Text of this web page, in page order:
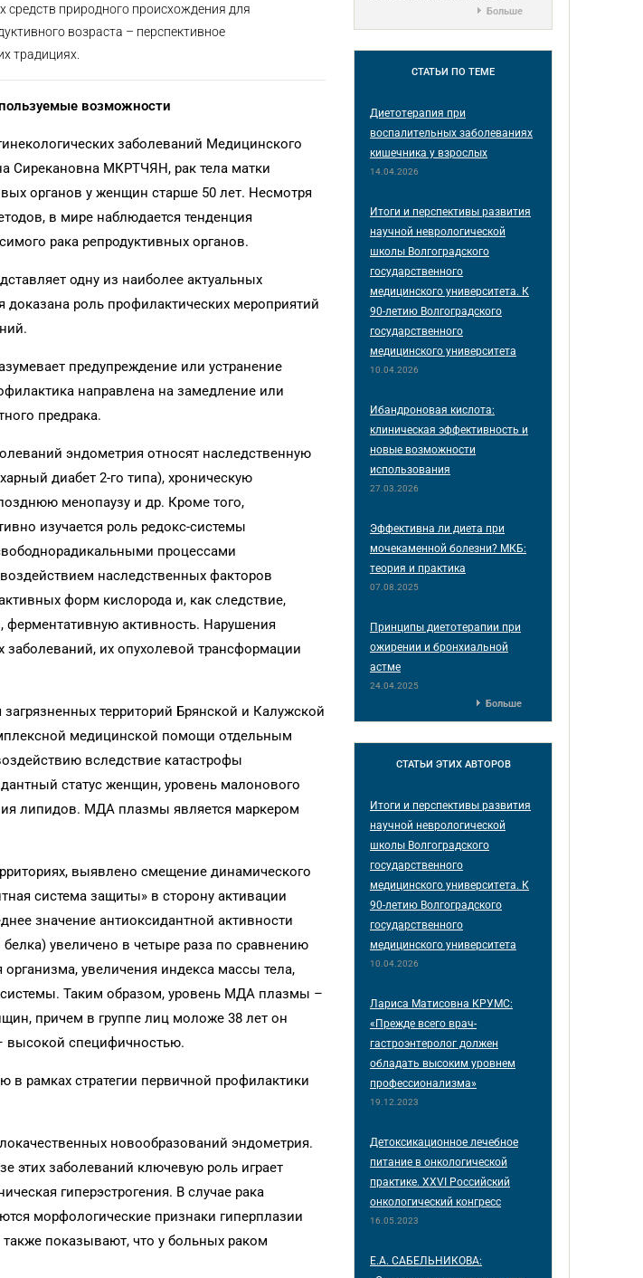
средств природного происхождения для
возраста – перспективное
традициях.
возможности
заболеваний Медицинского
Сирекановна МКРТЧЯН, рак тела матки
органов у женщин старше 50 лет. Несмотря
в мире наблюдается тенденция
рака репродуктивных органов.
одну из наиболее актуальных
роль профилактических мероприятий
предупреждение или устранение
направлена на замедление или
предрака.
эндометрия относят наследственную
диабет 2-го типа), хроническую
менопаузу и др. Кроме того,
изучается роль редокс-системы
процессами
наследственных факторов
форм кислорода и, как следствие,
ферментативную активность. Нарушения
заболеваний, их опухолевой трансформации
территорий Брянской и Калужской
медицинской помощи отдельным
вследствие катастрофы
статус женщин, уровень малонового
липидов. МДА плазмы является маркером
выявлено смещение динамического
система защиты» в сторону активации
значение антиоксидантной активности
увеличено в четыре раза по сравнению
увеличения индекса массы тела,
Таким образом, уровень МДА плазмы –
причем в группе лиц моложе 38 лет он
высокой специфичностью.
рамках стратегии первичной профилактики
новообразований эндометрия.
этих заболеваний ключевую роль играет
гиперэстрогения. В случае рака
морфологические признаки гиперплазии
показывают, что у больных раком
Больше
СТАТЬИ ПО ТЕМЕ
Диетотерапия при
воспалительных заболеваниях
кишечника у взрослых
14.04.2026
Итоги и перспективы развития
научной неврологической
школы Волгоградского
государственного
медицинского университета. К
90-летию Волгоградского
государственного
медицинского университета
10.04.2026
Ибандроновая кислота:
клиническая эффективность и
новые возможности
использования
27.03.2026
Эффективна ли диета при
мочекаменной болезни? МКБ:
теория и практика
07.08.2025
Принципы диетотерапии при
ожирении и бронхиальной
астме
24.04.2025
Больше
СТАТЬИ ЭТИХ АВТОРОВ
Итоги и перспективы развития
научной неврологической
школы Волгоградского
государственного
медицинского университета. К
90-летию Волгоградского
государственного
медицинского университета
10.04.2026
Лариса Матисовна КРУМС:
«Прежде всего врач-
гастроэнтеролог должен
обладать высоким уровнем
профессионализма»
19.12.2023
Детоксикационное лечебное
питание в онкологической
практике. XXVI Российский
онкологический конгресс
16.05.2023
Е.А. САБЕЛЬНИКОВА: